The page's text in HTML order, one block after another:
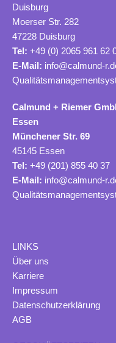
Duisburg
Moerser Str. 282
47228 Duisburg
Tel: +49 (0) 2065 961 62
E-Mail: info@calmund-
Calmund + Riemer
Essen
Münchener Str. 69
45145 Essen
Tel: +49 (201) 855 40 37
E-Mail: info@calmund-
LINKS
Über uns
Karriere
Impressum
Datenschutzerklärung
AGB